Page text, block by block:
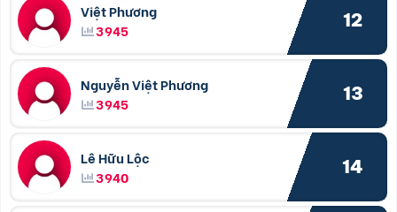
Việt Phương
3945
12
Nguyễn Việt Phương
3945
13
Lê Hữu Lộc
3940
14